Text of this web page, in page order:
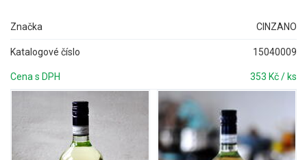
Značka CINZANO
Katalogové číslo 15040009
Cena s DPH 353 Kč / ks